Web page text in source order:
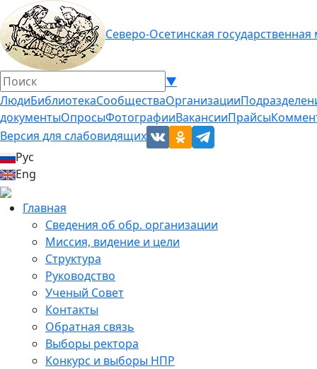
Северо-Осетинская
▼
ЛюдиБиблиотекаСообществаОрганизации
документыОпросыФотографииВакансииПрайсы
Версия для слабовидящих
Рус
Eng
Главная
Сведения об обр. организации
Миссия, видение и цели
Структура
Руководство
Ученый Совет
Контакты
Обратная связь
Выборы ректора
Конкурс и выборы НПР